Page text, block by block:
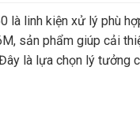
là linh kiện xử lý phù
sản phẩm giúp cải
là lựa chọn lý tưởng